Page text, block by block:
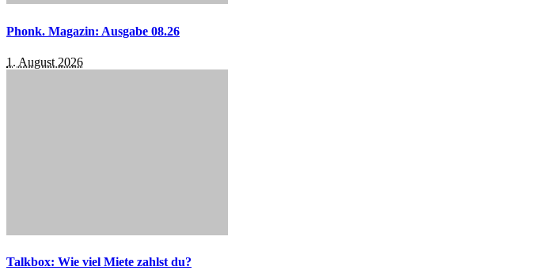
Phonk. Magazin: Ausgabe 08.26
1. August 2026
Talkbox: Wie viel Miete zahlst du?